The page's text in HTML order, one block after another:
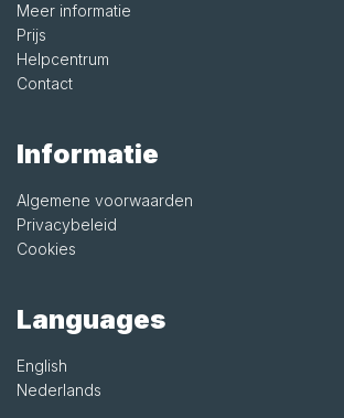
Meer informatie
Prijs
Helpcentrum
Contact
Informatie
Algemene voorwaarden
Privacybeleid
Cookies
Languages
English
Nederlands